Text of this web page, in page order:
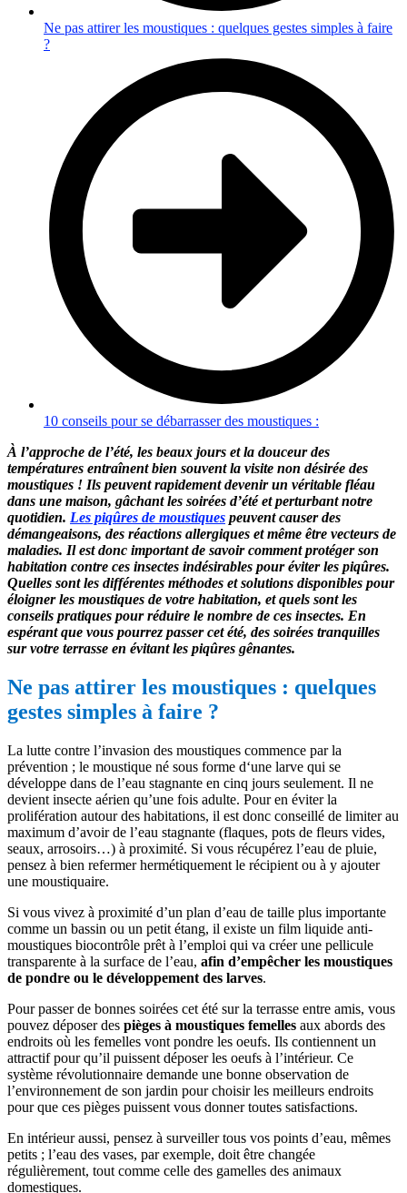
Ne pas attirer les moustiques : quelques gestes simples à faire
?
10 conseils pour se débarrasser des moustiques :
À l’approche de l’été, les beaux jours et la douceur des
températures entraînent bien souvent la visite non désirée des
moustiques ! Ils peuvent rapidement devenir un véritable fléau
dans une maison, gâchant les soirées d’été et perturbant notre
quotidien. Les piqûres de moustiques peuvent causer des
démangeaisons, des réactions allergiques et même être vecteurs de
maladies. Il est donc important de savoir comment protéger son
habitation contre ces insectes indésirables pour éviter les piqûres.
Quelles sont les différentes méthodes et solutions disponibles pour
éloigner les moustiques de votre habitation, et quels sont les
conseils pratiques pour réduire le nombre de ces insectes. En
espérant que vous pourrez passer cet été, des soirées tranquilles
sur votre terrasse en évitant les piqûres gênantes.
Ne pas attirer les moustiques : quelques
gestes simples à faire ?
La lutte contre l’invasion des moustiques commence par la
prévention ; le moustique né sous forme d‘une larve qui se
développe dans de l’eau stagnante en cinq jours seulement. Il ne
devient insecte aérien qu’une fois adulte. Pour en éviter la
prolifération autour des habitations, il est donc conseillé de limiter au
maximum d’avoir de l’eau stagnante (flaques, pots de fleurs vides,
seaux, arrosoirs…) à proximité. Si vous récupérez l’eau de pluie,
pensez à bien refermer hermétiquement le récipient ou à y ajouter
une moustiquaire.
Si vous vivez à proximité d’un plan d’eau de taille plus importante
comme un bassin ou un petit étang, il existe un film liquide anti-
moustiques biocontrôle prêt à l’emploi qui va créer une pellicule
transparente à la surface de l’eau, afin d’empêcher les moustiques
de pondre ou le développement des larves.
Pour passer de bonnes soirées cet été sur la terrasse entre amis, vous
pouvez déposer des pièges à moustiques femelles aux abords des
endroits où les femelles vont pondre les oeufs. Ils contiennent un
attractif pour qu’il puissent déposer les oeufs à l’intérieur. Ce
système révolutionnaire demande une bonne observation de
l’environnement de son jardin pour choisir les meilleurs endroits
pour que ces pièges puissent vous donner toutes satisfactions.
En intérieur aussi, pensez à surveiller tous vos points d’eau, mêmes
petits ; l’eau des vases, par exemple, doit être changée
régulièrement, tout comme celle des gamelles des animaux
domestiques.